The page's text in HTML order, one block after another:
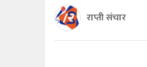
राप्ती संचार